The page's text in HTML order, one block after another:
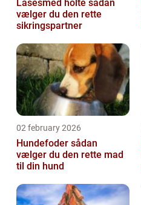
Låsesmed holte sådan
vælger du den rette
sikringspartner
02 february 2026
Hundefoder sådan
vælger du den rette mad
til din hund